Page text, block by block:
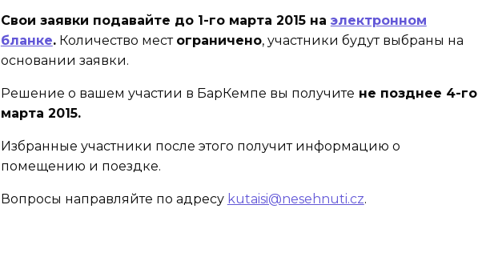
Свои заявки подавайте до 1-го марта 2015 на электронном
бланке.Количество мест ограничено, участники будут выбраны на
основании заявки.
Решение о вашем участии в БарКемпе вы получите не позднее 4-го
марта 2015.
Избранные участники после этого получит информацию о
помещению и поездке.
Вопросы направляйте по адресу kutaisi@nesehnuti.cz.